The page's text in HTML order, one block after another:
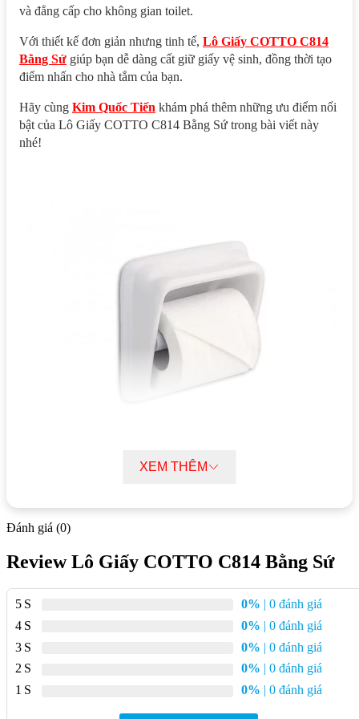
và đẳng cấp cho không gian toilet.
Với thiết kế đơn giản nhưng tinh tế, Lô Giấy COTTO C814
Bằng Sứ giúp bạn dễ dàng cất giữ giấy vệ sinh, đồng thời tạo
điểm nhấn cho nhà tắm của bạn.
Hãy cùng Kim Quốc Tiến khám phá thêm những ưu điểm nổi
bật của Lô Giấy COTTO C814 Bằng Sứ trong bài viết này
nhé!
Mục lục bài viết
Đặc điểm nổi bật Lô Giấy COTTO C814 Bằng Sứ
Thông số kĩ thuật Lô Giấy COTTO C814
Bằng Sứ
XEM THÊM
Đánh giá (0)
Review Lô Giấy COTTO C814 Bằng Sứ
5 0% | 0 đánh giá
4
0% | 0 đánh giá
3
0% | 0 đánh giá
2
0% | 0 đánh giá
1
0% | 0 đánh giá